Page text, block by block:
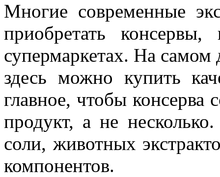
Многие современные
приобретать
супермаркетах. На самом
здесь можно купить
главное, чтобы консерва
продукт, а не
соли, животных
компонентов.